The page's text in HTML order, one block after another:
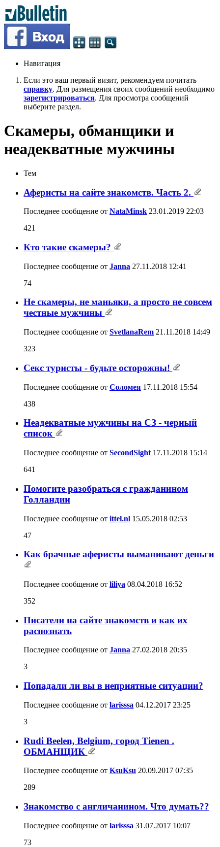
Навигация
Если это ваш первый визит, рекомендуем почитать
справку. Для размещения своих сообщений необходимо
зарегистрироваться. Для просмотра сообщений
выберите раздел.
Скамеры, обманщики и
неадекватные мужчины
Тем
Аферисты на сайте знакомств. Часть 2.
Последнее сообщение от NataMinsk 23.01.2019 22:03
421
Кто такие скамеры?
Последнее сообщение от Janna 27.11.2018 12:41
74
Не скамеры, не маньяки, а просто не совсем
честные мужчины
Последнее сообщение от SvetlanaRem 21.11.2018 14:49
323
Секс туристы - будьте осторожны!
Последнее сообщение от Соломея 17.11.2018 15:54
438
Неадекватные мужчины на СЗ - черный
список
Последнее сообщение от SecondSight 17.11.2018 15:14
641
Помогите разобраться с гражданином
Голландии
Последнее сообщение от ittel.nl 15.05.2018 02:53
47
Как брачные аферисты выманивают деньги
Последнее сообщение от liliya 08.04.2018 16:52
352
Писатели на сайте знакомств и как их
распознать
Последнее сообщение от Janna 27.02.2018 20:35
3
Попадали ли вы в неприятные ситуации?
Последнее сообщение от larisssa 04.12.2017 23:25
3
Rudi Beelen, Belgium, город Tienen .
ОБМАНЩИК
Последнее сообщение от KsuKsu 20.09.2017 07:35
289
Знакомство с англичанином. Что думать??
Последнее сообщение от larisssa 31.07.2017 10:07
73